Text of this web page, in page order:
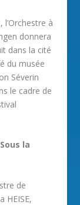
l’Orchestre à
donnera
dans la cité
du musée
Séverin
le cadre de
la
de
HEISE,